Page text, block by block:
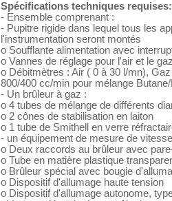
Spécifications techniques requises:
- Ensemble comprenant :
- Pupitre rigide dans lequel tous les
l'instrumentation seront montés
o Soufflante alimentation avec
o Vannes de réglage pour l'air et le
o Débitmètres : Air ( 0 à 30 l/mn),
800/400 cc/min pour mélange
- Un brûleur à gaz :
o 4 tubes de mélange de différents
o 2 cônes de stabilisation en laiton
o 1 tube de Smithell en verre
- un équipement de mesure de
o Deux raccords au brûleur avec
o Tube en matière plastique
o Brûleur spécial avec bougie
o Dispositif d'allumage haute tension
o Dispositif d'allumage autonome,